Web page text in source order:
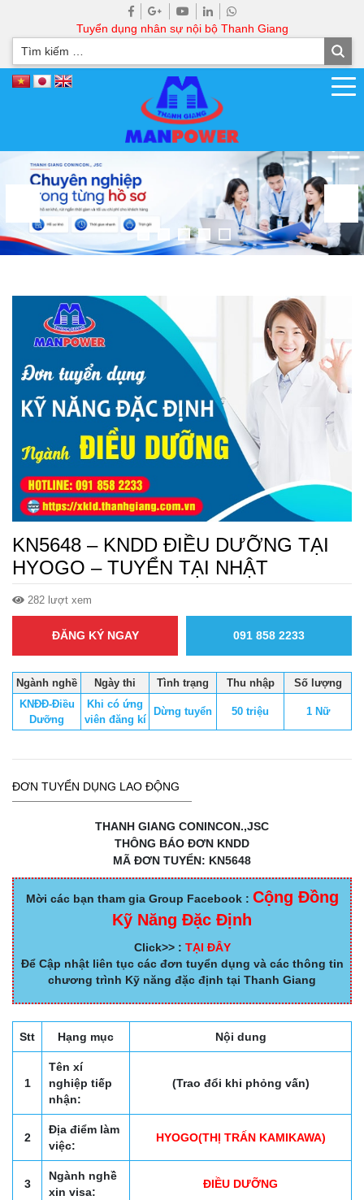
Tuyển dụng nhân sự nội bộ Thanh Giang
KN5648 – KNDD ĐIỀU DƯỠNG TẠI
HYOGO – TUYỂN TẠI NHẬT
282 lượt xem
ĐĂNG KÝ NGAY 091 858 2233
Ngành nghề Ngày thi Tình trạng Thu nhập
Số lượng
KNĐĐ-Điều
Dưỡng
Khi có ứng
viên đăng kí
Dừng tuyển 50 triệu 1 Nữ
ĐƠN TUYỂN DỤNG LAO ĐỘNG
THANH GIANG CONINCON.,JSC
THÔNG BÁO ĐƠN KNDD
MÃ ĐƠN TUYỂN: KN5648
Mời các bạn tham gia Group Facebook : Cộng Đồng
Kỹ Năng Đặc Định
Click>> : TẠI ĐÂY
Để Cập nhật liên tục các đơn tuyển dụng và các thông tin
chương trình Kỹ năng đặc định tại Thanh Giang
Stt Hạng mục Nội dung
1
Tên xí
nghiệp tiếp
nhận:
(Trao đổi khi phỏng vấn)
2
Địa điểm làm
việc:
HYOGO(THỊ TRẤN KAMIKAWA)
3
Ngành nghề
xin visa:
ĐIỀU DƯỠNG